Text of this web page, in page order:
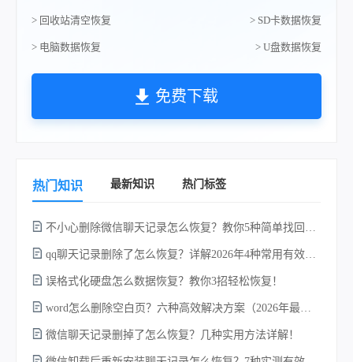
> 回收站清空恢复 > SD卡数据恢复
> 电脑数据恢复 > U盘数据恢复
免费下载
热门知识 最新知识 热门标签
误格式化硬盘怎么数据恢复？教你3招轻松恢复！
微信聊天记录删掉了怎么恢复？几种实用方法详解！